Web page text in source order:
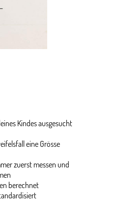
Kindes ausgesucht
eine Grösse
zuerst messen und
berechnet